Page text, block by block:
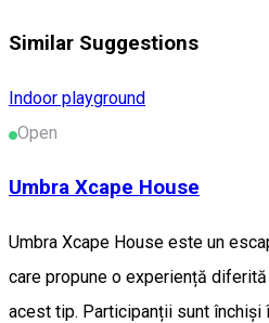
Similar Suggestions
Indoor playground
Open
Umbra Xcape House
Umbra Xcape House este un
care propune o experiență
acest tip. Participanții sunt închiși